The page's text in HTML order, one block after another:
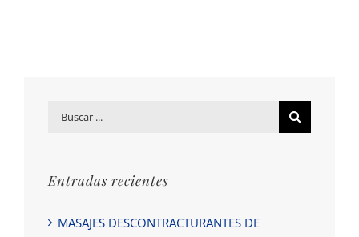
Buscar
Entradas recientes
MASAJES DESCONTRACTURANTES DE